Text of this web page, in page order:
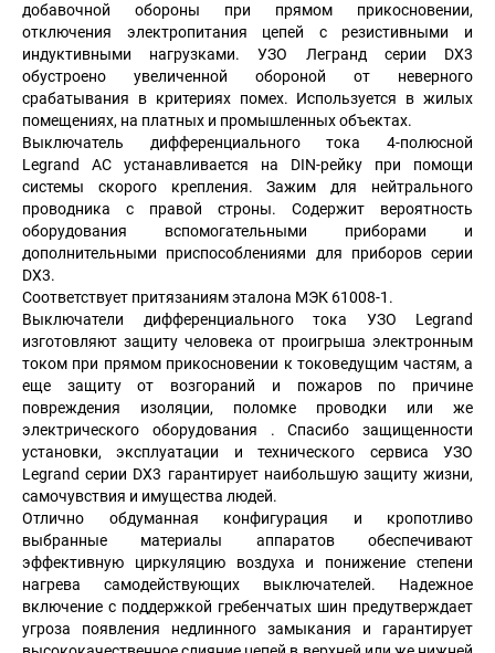
добавочной обороны при прямом прикосновении,
отключения электропитания цепей с резистивными и
индуктивными нагрузками. УЗО Легранд серии DX3
обустроено увеличенной обороной от неверного
срабатывания в критериях помех. Используется в жилых
помещениях, на платных и промышленных объектах.
Выключатель дифференциального тока 4-полюсной
Legrand АС устанавливается на DIN-рейку при помощи
системы скорого крепления. Зажим для нейтрального
проводника с правой строны. Содержит вероятность
оборудования вспомогательными приборами и
дополнительными приспособлениями для приборов серии
DX3.
Соответствует притязаниям эталона МЭК 61008-1.
Выключатели дифференциального тока УЗО Legrand
изготовляют защиту человека от проигрыша электронным
током при прямом прикосновении к токоведущим частям, а
еще защиту от возгораний и пожаров по причине
повреждения изоляции, поломке проводки или же
электрического оборудования . Спасибо защищенности
установки, эксплуатации и технического сервиса УЗО
Legrand серии DX3 гарантирует наибольшую защиту жизни,
самочувствия и имущества людей.
Отлично обдуманная конфигурация и кропотливо
выбранные материалы аппаратов обеспечивают
эффективную циркуляцию воздуха и понижение степени
нагрева самодействующих выключателей. Надежное
включение с поддержкой гребенчатых шин предутверждает
угроза появления недлинного замыкания и гарантирует